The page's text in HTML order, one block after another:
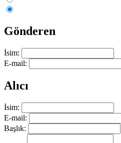
Gönderen
İsim:
E-mail:
Alıcı
İsim:
E-mail:
Başlık: